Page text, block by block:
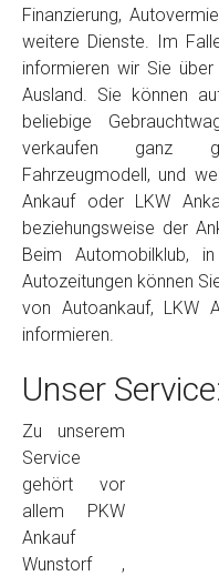
Finanzierung,
weitere Dienste. Im
informieren wir Sie
Ausland. Sie können
beliebige
verkaufen ganz
Fahrzeugmodell, und
Ankauf oder LKW
beziehungsweise der
Beim Automobilklub,
Autozeitungen können
von Autoankauf, LKW
informieren.
Unser
Zu unserem
Service
gehört vor
allem PKW
Ankauf
Wunstorf ,